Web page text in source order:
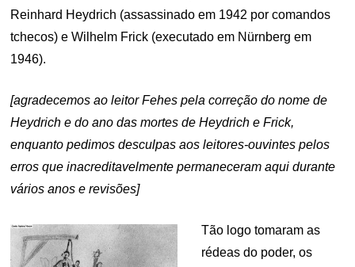
Reinhard Heydrich (assassinado em 1942 por comandos
tchecos) e Wilhelm Frick (executado em Nürnberg em
1946).
[agradecemos ao leitor Fehes pela correção do nome de
Heydrich e do ano das mortes de Heydrich e Frick,
enquanto pedimos desculpas aos leitores-ouvintes pelos
erros que inacreditavelmente permaneceram aqui durante
vários anos e revisões]
Tão logo tomaram as
rédeas do poder, os